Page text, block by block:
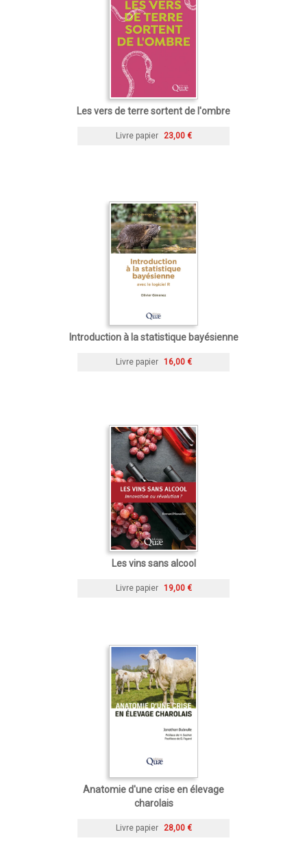
Les vers de terre sortent de l'ombre
Livre papier 23,00 €
Introduction à la statistique bayésienne
Livre papier 16,00 €
Les vins sans alcool
Livre papier 19,00 €
Anatomie d'une crise en élevage
charolais
Livre papier 28,00 €